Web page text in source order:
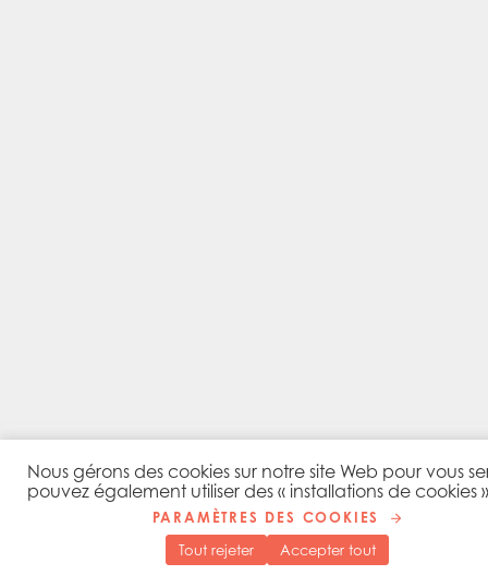
Nous gérons des cookies sur notre site Web pour vous
pouvez également utiliser des « installations de
PARAMÈTRES DES COOKIES
Tout rejeter
Accepter tout